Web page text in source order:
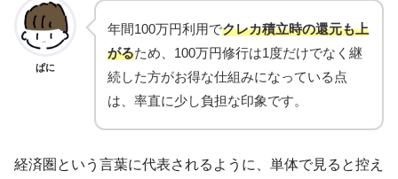
ぱに
年間100万円利用でクレカ積立時の還元も上
がるため、100万円修行は1度だけでなく継
続した方がお得な仕組みになっている点
は、率直に少し負担な印象です。
経済圏という言葉に代表されるように、単体で見ると控え